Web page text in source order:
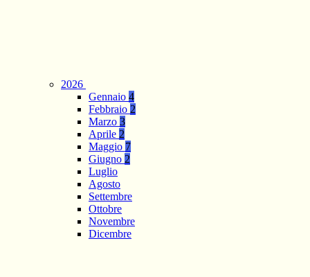
2026
Gennaio 4
Febbraio 2
Marzo 3
Aprile 2
Maggio 7
Giugno 2
Luglio
Agosto
Settembre
Ottobre
Novembre
Dicembre